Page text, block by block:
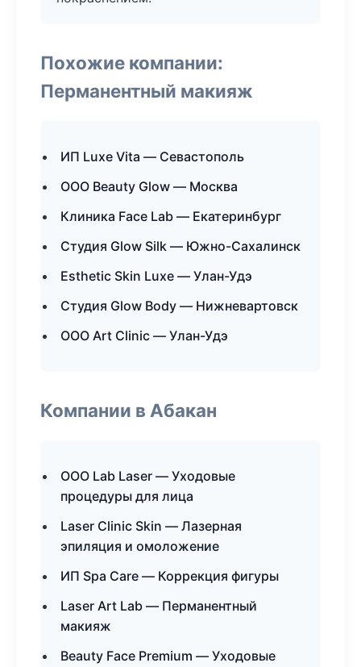
Похожие компании:
Перманентный макияж
ИП Luxe Vita — Севастополь
ООО Beauty Glow — Москва
Клиника Face Lab — Екатеринбург
Студия Glow Silk — Южно-Сахалинск
Esthetic Skin Luxe — Улан-Удэ
Студия Glow Body — Нижневартовск
ООО Art Clinic — Улан-Удэ
Компании в Абакан
ООО Lab Laser — Уходовые
процедуры для лица
Laser Clinic Skin — Лазерная
эпиляция и омоложение
ИП Spa Care — Коррекция фигуры
Laser Art Lab — Перманентный
макияж
Beauty Face Premium — Уходовые